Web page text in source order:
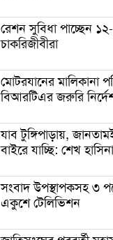
শিশু নির্যাতন ধামাচাপা
অবস্থান (ভিডিও)
উদযাপনে আমন্ত্রণ
ভিডিও দেখুন
জোরেশোরে চলছে
নির্মাণ কাজ
রেশন সুবিধা পাচ্ছেন
চাকরিজীবীরা
মোটরযানের মালিকানা
বিআরটিএর জরুরি
যাব টুঙ্গিপাড়ায়,
বাইরে যাচ্ছি: শেখ হাসিনা
সংবাদ উপস্থাপকসহ ৩
একুশে টেলিভিশন